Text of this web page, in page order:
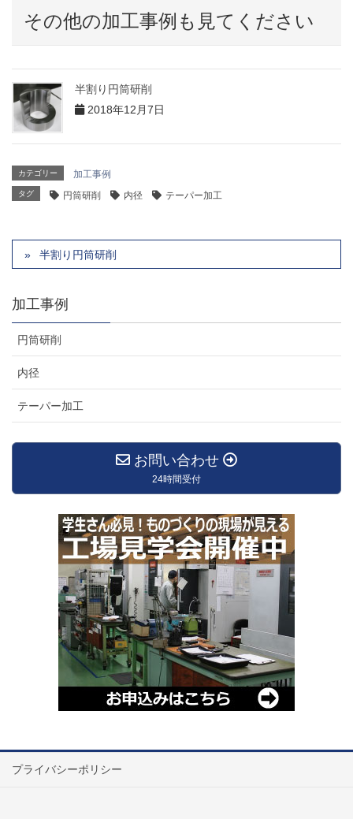
その他の加工事例も見てください
半割り円筒研削
2018年12月7日
カテゴリー 加工事例
タグ 円筒研削 内径 テーパー加工
半割り円筒研削
加工事例
円筒研削
内径
テーパー加工
お問い合わせ
24時間受付
プライバシーポリシー